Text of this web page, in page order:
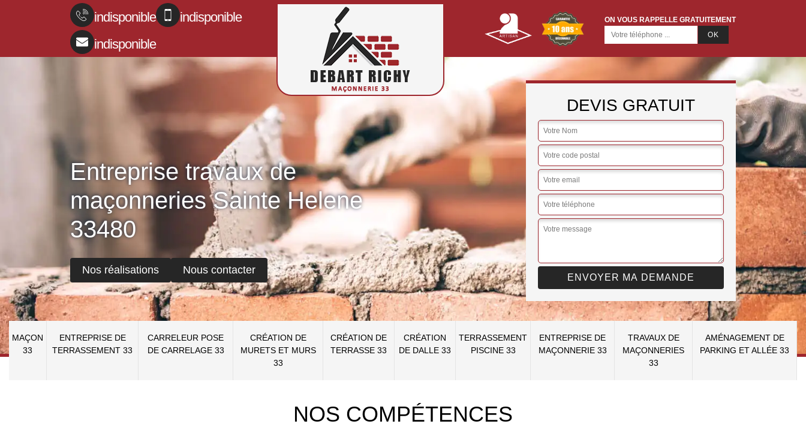
indisponible
indisponible
indisponible
ON VOUS RAPPELLE GRATUITEMENT
Entreprise travaux de
maçonneries Sainte Helene
33480
Nos réalisations Nous contacter
DEVIS GRATUIT
MAÇON
33
ENTREPRISE DE
TERRASSEMENT 33
CARRELEUR POSE
DE CARRELAGE 33
CRÉATION DE
MURETS ET MURS
33
CRÉATION DE
TERRASSE 33
CRÉATION
DE DALLE 33
TERRASSEMENT
PISCINE 33
ENTREPRISE DE
MAÇONNERIE 33
TRAVAUX DE
MAÇONNERIES
33
AMÉNAGEMENT DE
PARKING ET ALLÉE 33
NOS COMPÉTENCES